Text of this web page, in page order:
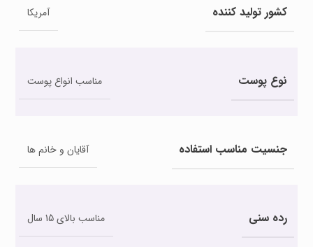
کشور تولید کننده آمریکا
نوع پوست مناسب انواع پوست
جنسیت مناسب استفاده آقایان و خانم ها
رده سنی مناسب بالای 15 سال